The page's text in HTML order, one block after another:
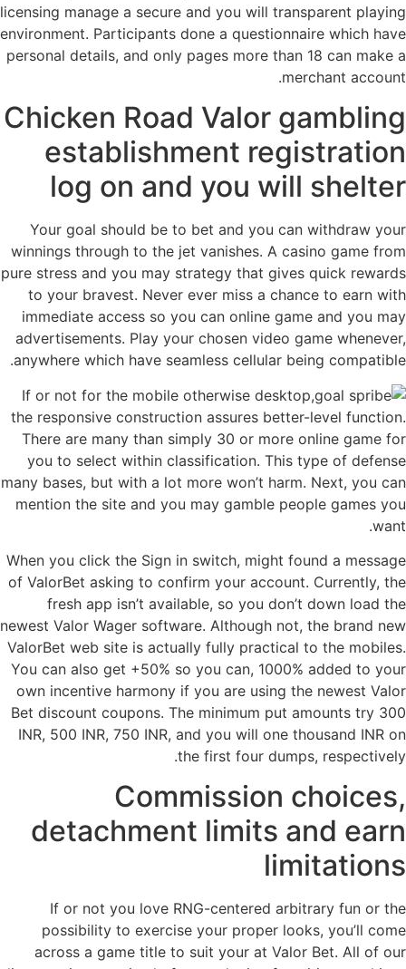
licensing manage a secure and you will transparent playing
environment. Participants done a questionnaire which have
personal details, and only pages more than 18 can make a
merchant account.
Chicken Road Valor gambling
establishment registration
log on and you will shelter
Your goal should be to bet and you can withdraw your
winnings through to the jet vanishes. A casino game from
pure stress and you may strategy that gives quick rewards
to your bravest. Never ever miss a chance to earn with
immediate access so you can online game and you may
advertisements. Play your chosen video game whenever,
anywhere which have seamless cellular being compatible.
If or not for the mobile otherwise desktop,
the responsive construction assures better-level function.
There are many than simply 30 or more online game for
you to select within classification. This type of defense
many bases, but with a lot more won’t harm. Next, you can
mention the site and you may gamble people games you
want.
When you click the Sign in switch, might found a message
of ValorBet asking to confirm your account. Currently, the
fresh app isn’t available, so you don’t down load the
newest Valor Wager software. Although not, the brand new
ValorBet web site is actually fully practical to the mobiles.
You can also get +50% so you can, 1000% added to your
own incentive harmony if you are using the newest Valor
Bet discount coupons. The minimum put amounts try 300
INR, 500 INR, 750 INR, and you will one thousand INR on
the first four dumps, respectively.
Commission choices,
detachment limits and earn
limitations
If or not you love RNG-centered arbitrary fun or the
possibility to exercise your proper looks, you’ll come
across a game title to suit your at Valor Bet. All of our